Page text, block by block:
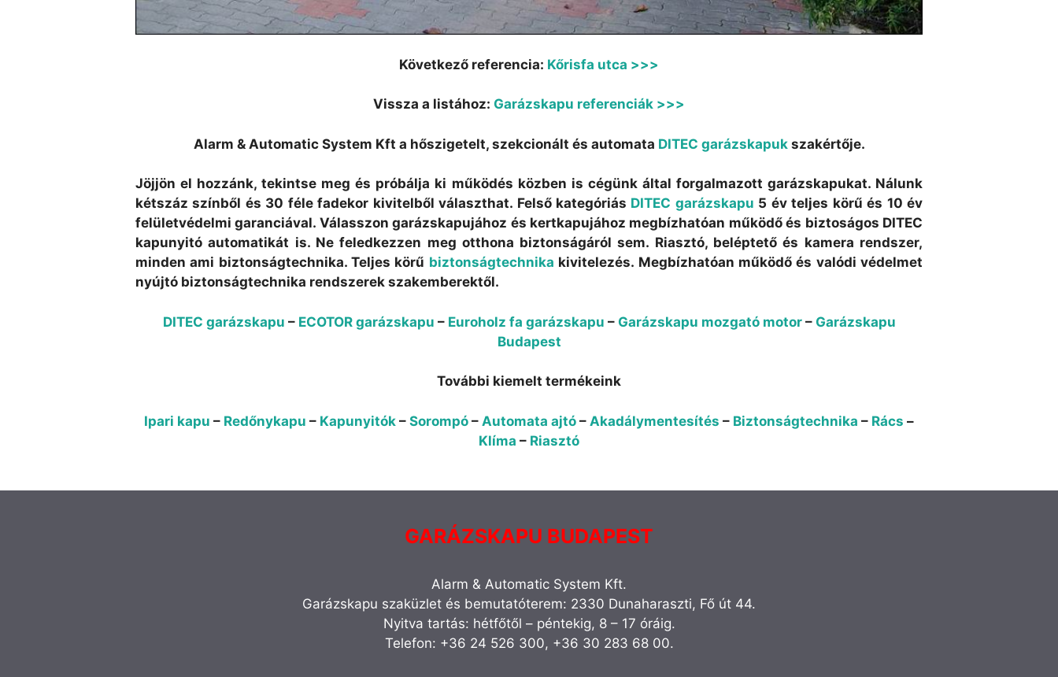
Következő referencia: Kőrisfa utca >>>
Vissza a listához: Garázskapu referenciák >>>
Alarm & Automatic System Kft a hőszigetelt, szekcionált és automata DITEC garázskapukszakértője.
Jöjjön el hozzánk, tekintse meg és próbálja ki működés közben is cégünk által forgalmazott garázskapukat. Nálunk
kétszáz színből és 30 féle fadekor kivitelből választhat. Felső kategóriás DITEC garázskapu 5 év teljes körű és 10 év
felületvédelmi garanciával. Válasszon garázskapujához és kertkapujához megbízhatóan működő és biztoságos DITEC
kapunyitó automatikát is. Ne feledkezzen meg otthona biztonságáról sem. Riasztó, beléptető és kamera rendszer,
minden ami biztonságtechnika. Teljes körű biztonságtechnika kivitelezés. Megbízhatóan működő és valódi védelmet
nyújtó biztonságtechnika rendszerek szakemberektől.
DITEC garázskapu – ECOTOR garázskapu – Euroholz fa garázskapu – Garázskapu mozgató motor– Garázskapu
Budapest
További kiemelt termékeink
Ipari kapu – Redőnykapu – Kapunyitók – Sorompó – Automata ajtó – Akadálymentesítés – Biztonságtechnika – Rács –
Klíma – Riasztó
GARÁZSKAPU BUDAPEST
Alarm & Automatic System Kft.
Garázskapu szaküzlet és bemutatóterem: 2330 Dunaharaszti, Fő út 44.
Nyitva tartás: hétfőtől – péntekig, 8 – 17 óráig.
Telefon: +36 24 526 300, +36 30 283 68 00.